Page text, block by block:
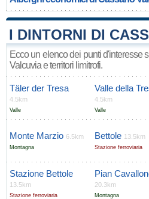
I DINTORNI DI
Ecco un elenco dei punti d'interesse
Valcuvia e territori limitrofi.
Täler der Tresa
4.5km
Valle
Valle della
4.5km
Valle
Monte Marzio 6.5km
Montagna
Bettole 13.5km
Stazione ferroviaria
Stazione Bettole
13.5km
Stazione ferroviaria
Pian
20.3km
Montagna